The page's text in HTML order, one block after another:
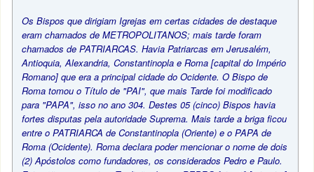
Os Bispos que dirigiam Igrejas em certas cidades de destaque
eram chamados de METROPOLITANOS; mais tarde foram
chamados de PATRIARCAS. Havia Patriarcas em Jerusalém,
Antioquia, Alexandria, Constantinopla e Roma [capital do Império
Romano] que era a principal cidade do Ocidente. O Bispo de
Roma tomou o Título de "PAI", que mais Tarde foi modificado
para "PAPA", isso no ano 304. Destes 05 (cinco) Bispos havia
fortes disputas pela autoridade Suprema. Mais tarde a briga ficou
entre o PATRIARCA de Constantinopla (Oriente) e o PAPA de
Roma (Ocidente). Roma declara poder mencionar o nome de dois
(2) Apóstolos como fundadores, os considerados Pedro e Paulo.